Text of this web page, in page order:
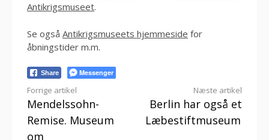
Antikrigsmuseet.
Se også Antikrigsmuseets hjemmeside for
åbningstider m.m.
Share Messenger
Læs
videre
Forrige artikel
Mendelssohn-
Remise. Museum
om
Næste artikel
Berlin har også et
Læbestiftmuseum